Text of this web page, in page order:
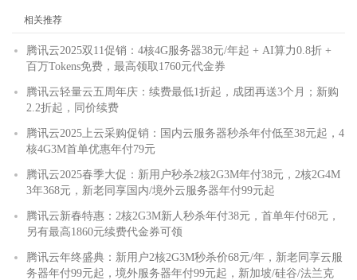
相关推荐
腾讯云2025双11促销：4核4G服务器38元/年起 + AI算力0.8折 +
百万Tokens免费，最高领取1760元代金券
腾讯云轻量云五周年庆：续费最低1折起，成团再送3个月；新购
2.2折起，同价续费
腾讯云2025上云采购促销：国内云服务器秒杀年付低至38元起，4
核4G3M首单优惠年付79元
腾讯云2025春季大促：新用户秒杀2核2G3M年付38元，2核2G4M
3年368元，新老同享国内/境外云服务器年付99元起
腾讯云新春特惠：2核2G3M新人秒杀年付38元，首单年付68元，
另有最高1860元续费代金券可领
腾讯云年终盛典：新用户2核2G3M秒杀价68元/年，新老同享云服
务器年付99元起，境外服务器年付99元起，新加坡/硅谷/法兰克